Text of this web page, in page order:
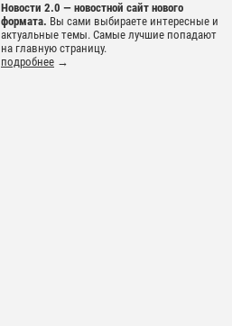
Новости 2.0 — новостной сайт нового
формата. Вы сами выбираете интересные и
актуальные темы. Самые лучшие попадают
на главную страницу.
подробнее →